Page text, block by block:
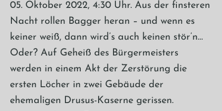
05. Oktober 2022, 4:30 Uhr. Aus der finsteren
Nacht rollen Bagger heran – und wenn es
keiner weiß, dann wird’s auch keinen stör’n…
Oder? Auf Geheiß des Bürgermeisters
werden in einem Akt der Zerstörung die
ersten Löcher in zwei Gebäude der
ehemaligen Drusus-Kaserne gerissen.